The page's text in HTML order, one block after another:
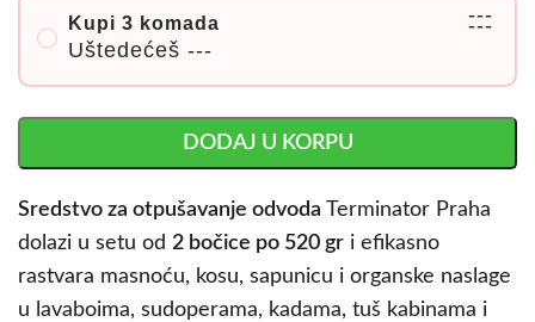
Kupi 3 komada
Uštedećeš ---
---
---
DODAJ U KORPU
Sredstvo za otpušavanje odvoda Terminator Praha
dolazi u setu od 2 bočice po 520 gr i efikasno
rastvara masnoću, kosu, sapunicu i organske naslage
u lavaboima, sudoperama, kadama, tuš kabinama i